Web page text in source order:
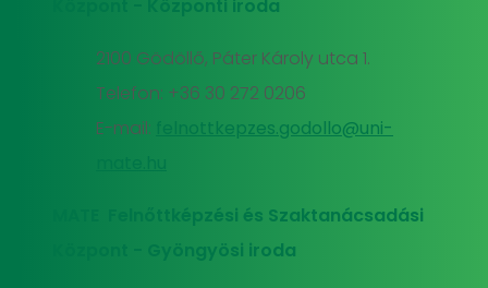
Központ - Központi iroda
2100 Gödöllő, Páter Károly utca 1.
Telefon: +36 30 272 0206
E-mail:
felnottkepzes.godollo@uni-
MATE Felnőttképzési és Szaktanácsadási
Központ - Gyöngyösi iroda